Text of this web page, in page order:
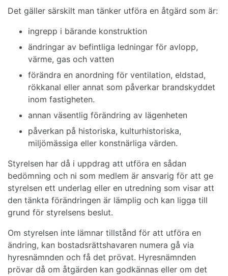
Det gäller särskilt man tänker utföra en åtgärd som är:
ingrepp i bärande konstruktion
ändringar av befintliga ledningar för avlopp,
värme, gas och vatten
förändra en anordning för ventilation, eldstad,
rökkanal eller annat som påverkar brandskyddet
inom fastigheten.
annan väsentlig förändring av lägenheten
påverkan på historiska, kulturhistoriska,
miljömässiga eller konstnärliga värden.
Styrelsen har då i uppdrag att utföra en sådan
bedömning och ni som medlem är ansvarig för att ge
styrelsen ett underlag eller en utredning som visar att
den tänkta förändringen är lämplig och kan ligga till
grund för styrelsens beslut.
Om styrelsen inte lämnar tillstånd för att utföra en
ändring, kan bostadsrättshavaren numera gå via
hyresnämnden och få det prövat. Hyresnämnden
prövar då om åtgärden kan godkännas eller om det